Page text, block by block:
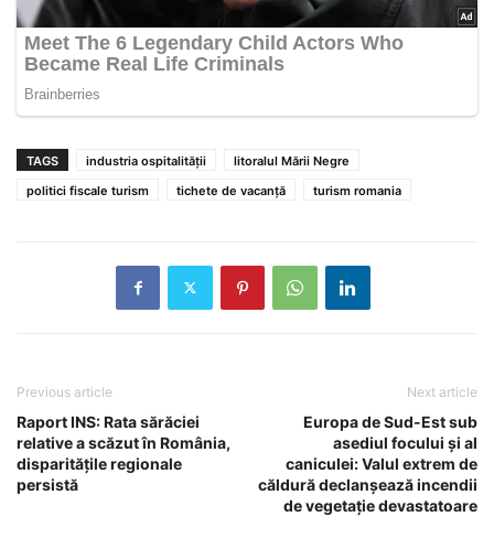
TAGS industria ospitalității
litoralul Mării Negre
politici fiscale turism
tichete de vacanță turism romania
Previous article
Raport INS: Rata sărăciei
relative a scăzut în România,
disparitățile regionale
persistă
Next article
Europa de Sud-Est sub
asediul focului și al
caniculei: Valul extrem de
căldură declanșează incendii
de vegetație devastatoare